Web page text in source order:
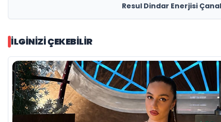
Resul Dindar Enerjisi
İLGINIZI ÇEKEBILIR